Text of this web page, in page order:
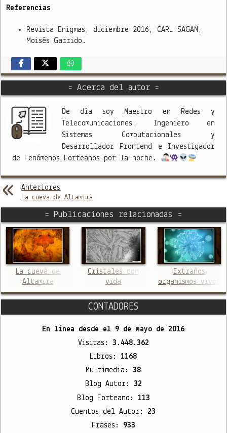
Referencias
Revista Enigmas, diciembre 2016, CARL SAGAN,
Moisés Garrido.
= Acerca del autor =
De día soy Maestro en Redes y
Telecomunicaciones, Ingeniero en
Sistemas Computacionales y
Desarrollador Frontend e Investigador
de Fenómenos Forteanos por la noche.
Anteriores
La cueva de Altamira
= Publicaciones relacionadas =
La cueva de
Altamira
Cristales con
vida
Extraños
organismos vivos
CONTADORES
En línea desde el 9 de mayo de 2016
Visitas: 3.448.362
Libros:1168
Multimedia:38
Blog Autor: 32
Blog Forteano: 113
Cuentos del Autor: 23
Frases: 933